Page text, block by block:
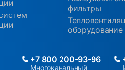
фильтры
оборудование
+7 800 200-93-96
Многоканальный